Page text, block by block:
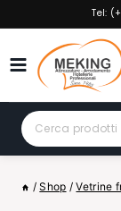
to
Tel:
Search
for:
/ Shop / Vetrine